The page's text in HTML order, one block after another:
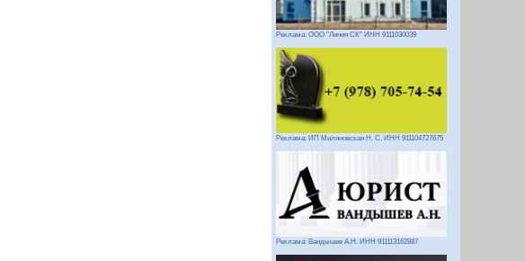
Реклама: ООО "Линия СК" ИНН 9111030039
Реклама: ИП Миляновская Н. С. ИНН 911104727675
Реклама: Вандышев А.Н. ИНН 911113162887